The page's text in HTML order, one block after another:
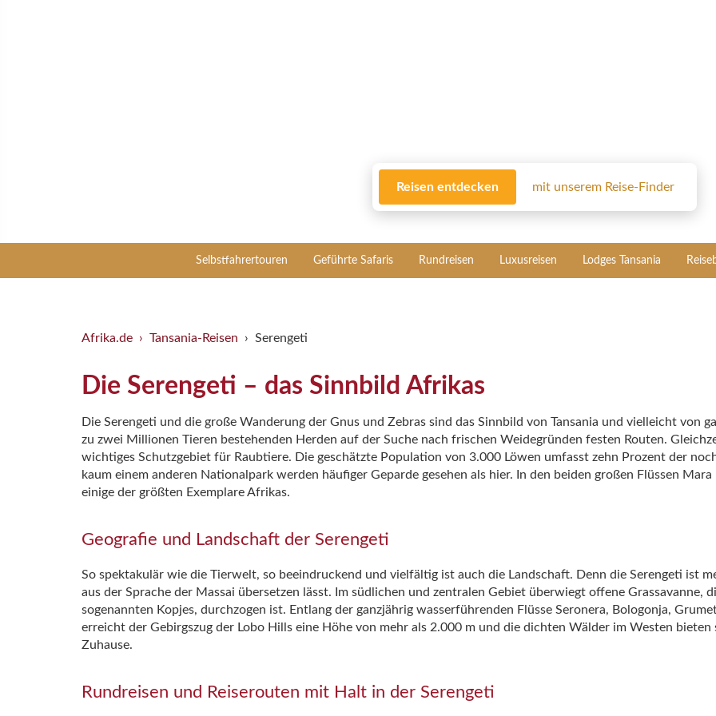
Selbstfahrertouren Geführte Safaris Rundreisen Luxusreisen Lodges Tansania
Reisen entdecken mit unserem Reise-Finder
Afrika.de Tansania-Reisen Serengeti
Die Serengeti – das Sinnbild Afrikas
Die Serengeti und die große Wanderung der Gnus und Zebras sind das Sinnbild von Tansania und vielleicht von
zu zwei Millionen Tieren bestehenden Herden auf der Suche nach frischen Weidegründen festen Routen.
wichtiges Schutzgebiet für Raubtiere. Die geschätzte Population von 3.000 Löwen umfasst zehn Prozent der
kaum einem anderen Nationalpark werden häufiger Geparde gesehen als hier. In den beiden großen Flüssen
einige der größten Exemplare Afrikas.
Geografie und Landschaft der Serengeti
So spektakulär wie die Tierwelt, so beeindruckend und vielfältig ist auch die Landschaft. Denn die Serengeti ist
aus der Sprache der Massai übersetzen lässt. Im südlichen und zentralen Gebiet überwiegt offene Grassavanne,
sogenannten Kopjes, durchzogen ist. Entlang der ganzjährig wasserführenden Flüsse Seronera, Bologonja,
erreicht der Gebirgszug der Lobo Hills eine Höhe von mehr als 2.000 m und die dichten Wälder im Westen
Zuhause.
Rundreisen und Reiserouten mit Halt in der Serengeti